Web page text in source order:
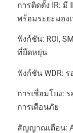
การติดตั้ง IR: มี
พร้อมระยะมอง
ฟังก์ชัน: ROI,
ที่ยืดหยุ่น
ฟังก์ชัน WDR: ร
การเชื่อมโยง:
การเตือนภัย
สัญญาณเตือน: